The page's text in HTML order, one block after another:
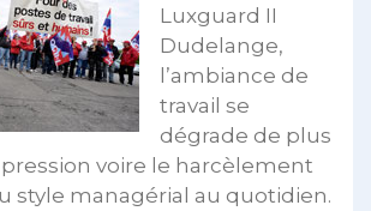
Luxguard II
Dudelange,
l’ambiance de
travail se
dégrade de plus
voire le harcèlement
style managérial au quotidien.